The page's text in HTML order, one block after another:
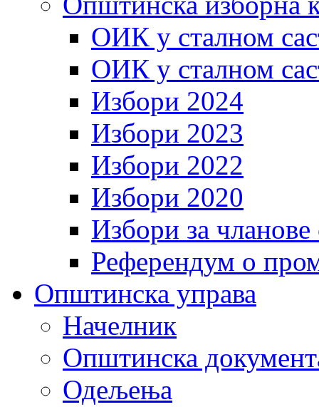
ОИК у сталном
ОИК у сталном
Избори 2024
Избори 2023
Избори 2022
Избори 2020
Избори за
Референдум о
Општинска управа
Начелник
Општинска
Одељења